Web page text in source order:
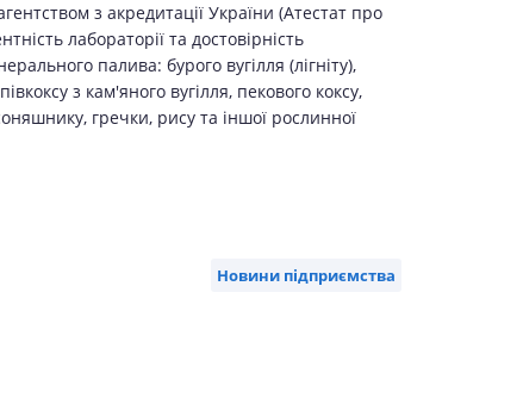
з акредитації України (Атестат про
лабораторії та достовірність
палива: бурого вугілля (лігніту),
з кам'яного вугілля, пекового коксу,
гречки, рису та іншої рослинної
Новини підприємства